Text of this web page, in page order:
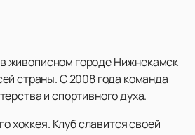
в живописном городе Нижнекамск
страны. С 2008 года команда
и спортивного духа.
хоккея. Клуб славится своей